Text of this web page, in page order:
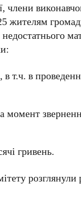
члени
жителям
т.ч. в
гривень.